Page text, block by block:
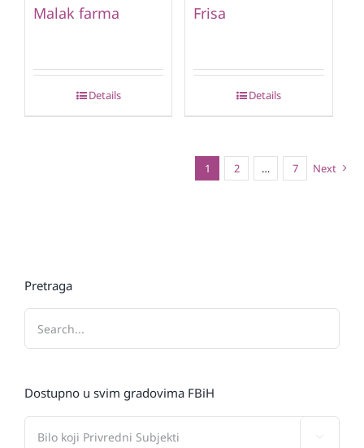
Malak farma
Details
Frisa
Details
1 2 … 7 Next
Pretraga
Dostupno u svim gradovima FBiH